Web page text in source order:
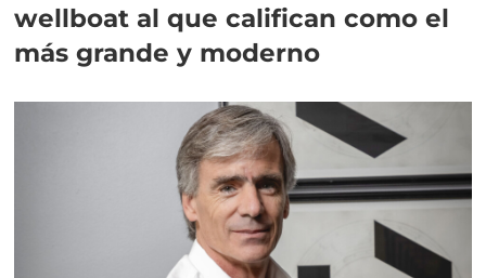
wellboat al que califican como el
más grande y moderno